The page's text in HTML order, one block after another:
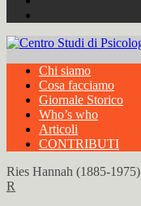
Chi siamo
Cosa facciamo
Giornale Storico
Who’s who
Articoli
CONTRIBUTI
Ries Hannah (1885-1975)
R